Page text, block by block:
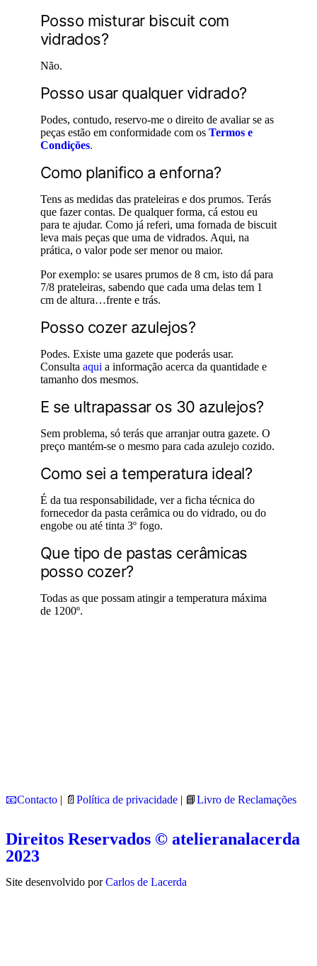
Posso misturar biscuit com
vidrados?
Não.
Posso usar qualquer vidrado?
Podes, contudo, reservo-me o direito de avaliar se as
peças estão em conformidade com os Termos e
Condições.
Como planifico a enforna?
Tens as medidas das prateleiras e dos prumos. Terás
que fazer contas. De qualquer forma, cá estou eu
para te ajudar. Como já referi, uma fornada de biscuit
leva mais peças que uma de vidrados. Aqui, na
prática, o valor pode ser menor ou maior.
Por exemplo: se usares prumos de 8 cm, isto dá para
7/8 prateleiras, sabendo que cada uma delas tem 1
cm de altura…frente e trás.
Posso cozer azulejos?
Podes. Existe uma gazete que poderás usar.
Consulta aqui a informação acerca da quantidade e
tamanho dos mesmos.
E se ultrapassar os 30 azulejos?
Sem problema, só terás que arranjar outra gazete. O
preço mantém-se o mesmo para cada azulejo cozido.
Como sei a temperatura ideal?
É da tua responsabilidade, ver a ficha técnica do
fornecedor da pasta cerâmica ou do vidrado, ou do
engobe ou até tinta 3º fogo.
Que tipo de pastas cerâmicas
posso cozer?
Todas as que possam atingir a temperatura máxima
de 1200º.
📧Contacto | 📄 Política de privacidade | 📘Livro de Reclamações
Direitos Reservados © atelieranalacerda
2023
Site desenvolvido porCarlos de Lacerda